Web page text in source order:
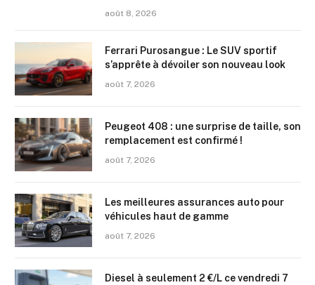
août 8, 2026
Ferrari Purosangue : Le SUV sportif
s’apprête à dévoiler son nouveau look
août 7, 2026
Peugeot 408 : une surprise de taille, son
remplacement est confirmé !
août 7, 2026
Les meilleures assurances auto pour
véhicules haut de gamme
août 7, 2026
Diesel à seulement 2 €/L ce vendredi 7